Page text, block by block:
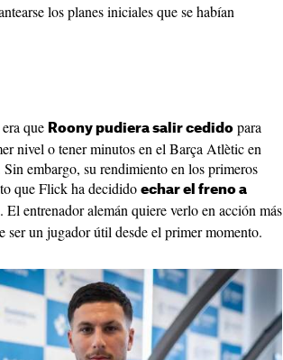
los planes iniciales que se habían
que Roony pudiera salir cedido para
nivel o tener minutos en el Barça Atlètic en
embargo, su rendimiento en los primeros
que Flick ha decidido echar el freno a
. El entrenador alemán quiere verlo en acción más
ser un jugador útil desde el primer momento.